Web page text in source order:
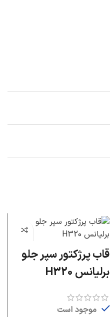
قاب پرژکتور سپر جلو
برلیانس H320
موجود است